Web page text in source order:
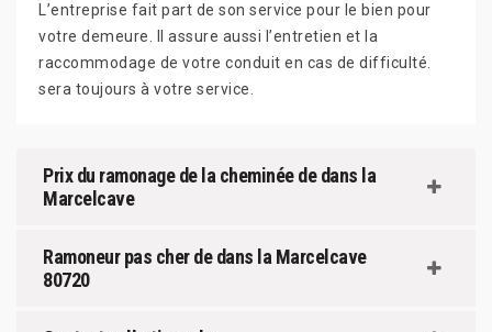
L’entreprise fait part de son service pour le bien pour
votre demeure. Il assure aussi l’entretien et la
raccommodage de votre conduit en cas de difficulté.
sera toujours à votre service.
Prix du ramonage de la cheminée de dans la
Marcelcave
Ramoneur pas cher de dans la Marcelcave
80720